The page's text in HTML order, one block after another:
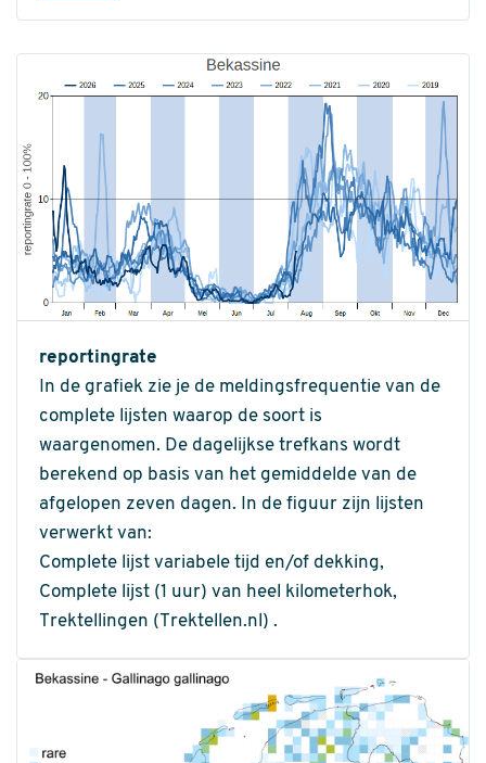
reportingrate
In de grafiek zie je de meldingsfrequentie van de
complete lijsten waarop de soort is
waargenomen. De dagelijkse trefkans wordt
berekend op basis van het gemiddelde van de
afgelopen zeven dagen. In de figuur zijn lijsten
verwerkt van:
Complete lijst variabele tijd en/of dekking,
Complete lijst (1 uur) van heel kilometerhok,
Trektellingen (Trektellen.nl) .